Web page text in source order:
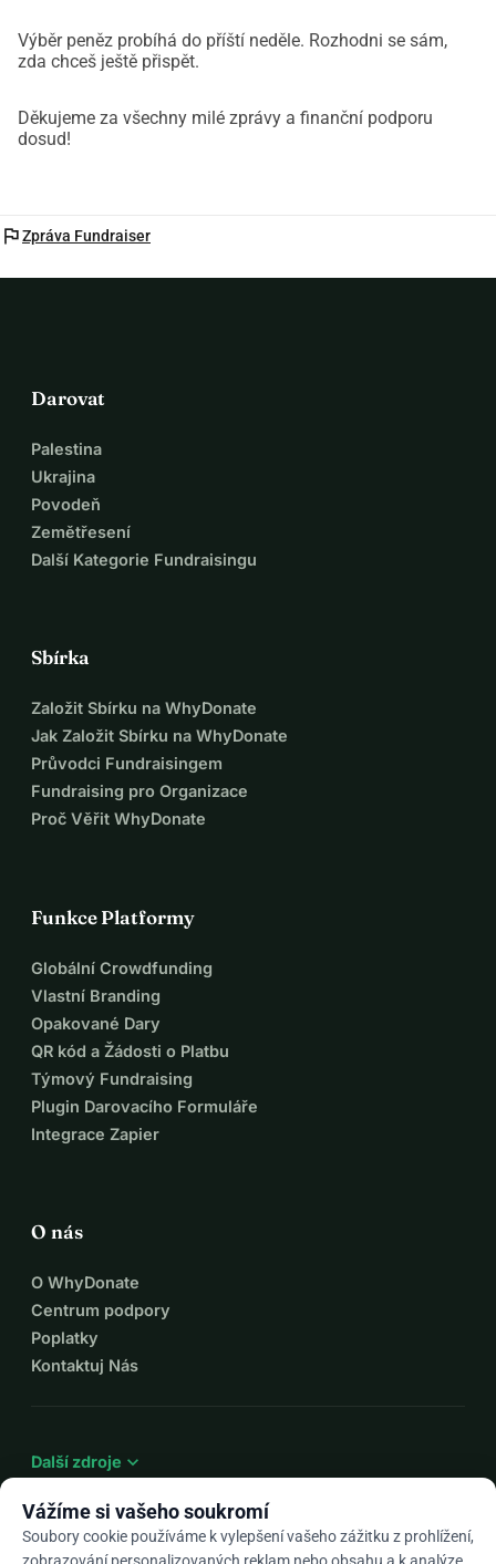
Výběr peněz probíhá do příští neděle. Rozhodni se sám,
zda chceš ještě přispět.
Děkujeme za všechny milé zprávy a finanční podporu
dosud!
flagZpráva Fundraiser
Darovat
Palestina
Ukrajina
Povodeň
Zemětřesení
Další Kategorie Fundraisingu
Sbírka
Založit Sbírku na WhyDonate
Jak Založit Sbírku na WhyDonate
Průvodci Fundraisingem
Fundraising pro Organizace
Proč Věřit WhyDonate
Funkce Platformy
Globální Crowdfunding
Vlastní Branding
Opakované Dary
QR kód a Žádosti o Platbu
Týmový Fundraising
Plugin Darovacího Formuláře
Integrace Zapier
O nás
O WhyDonate
Centrum podpory
Poplatky
Kontaktuj Nás
Další zdroje expand_more
Vážíme si vašeho soukromí
Soubory cookie používáme k vylepšení vašeho zážitku z prohlížení,